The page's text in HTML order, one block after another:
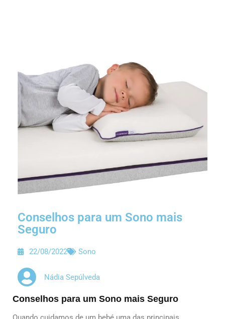
Conselhos para um Sono mais
Seguro
22/08/2022 Sono
Nádia Sepúlveda
Conselhos para um Sono mais Seguro